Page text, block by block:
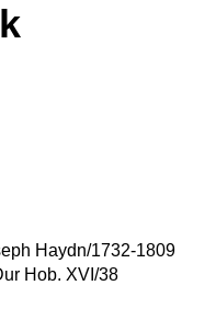
Haydn/1732-1809
Hob. XVI/38